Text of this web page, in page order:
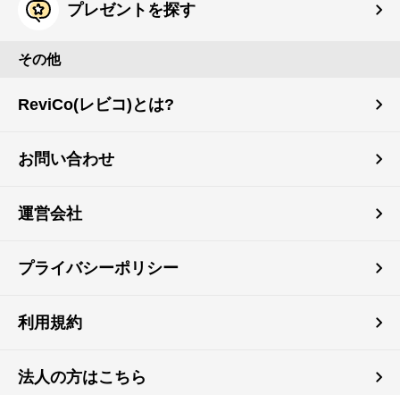
プレゼントを探す
その他
ReviCo(レビコ)とは?
お問い合わせ
運営会社
プライバシーポリシー
利用規約
法人の方はこちら